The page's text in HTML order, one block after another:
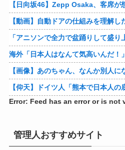
【日向坂46】Zepp Osaka、客席
【動画】自動ドアの仕組みを理解し
【画像】あのちゃん、なんか別人に
Error: Feed has an error or is not
管理人おすすめサイト